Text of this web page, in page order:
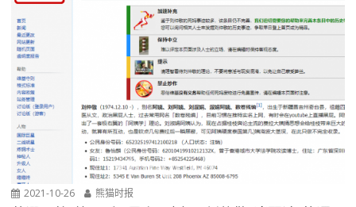
2021-10-26 熊猫时报